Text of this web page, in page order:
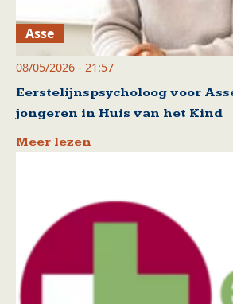
Asse
08/05/2026 - 21:57
Eerstelijnspsycholoog voor
jongeren in Huis van het Kind
Meer lezen